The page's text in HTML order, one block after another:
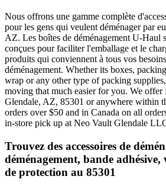
Nous offrons une gamme complète
pour les gens qui veulent déménager par
AZ. Les boîtes de déménagement U-Haul
conçues pour faciliter l'emballage et le
produits qui conviennent à tous vos
déménagement. Whether its boxes,
wrap or any other type of packing
moving that much easier for you. We offer
Glendale, AZ, 85301 or anywhere within
orders over $50 and in Canada on all
in-store pick up at Neo Vault Glendale
Trouvez des accessoires de
déménagement, bande adhésive,
de protection au 85301